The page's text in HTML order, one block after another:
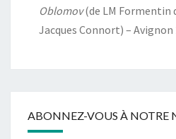
Oblomov(de LM Formentin
Jacques Connort) – Avignon
ABONNEZ-VOUS À NOTRE